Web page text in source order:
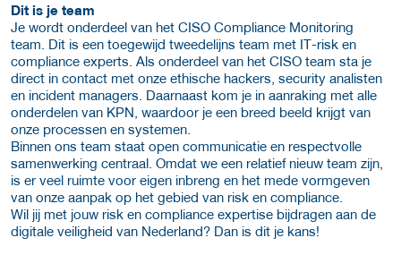
Dit is je team
Je wordt onderdeel van het CISO Compliance Monitoring
team. Dit is een toegewijd tweedelijns team met IT-risk en
compliance experts. Als onderdeel van het CISO team sta je
direct in contact met onze ethische hackers, security analisten
en incident managers. Daarnaast kom je in aanraking met alle
onderdelen van KPN, waardoor je een breed beeld krijgt van
onze processen en systemen.
Binnen ons team staat open communicatie en respectvolle
samenwerking centraal. Omdat we een relatief nieuw team zijn,
is er veel ruimte voor eigen inbreng en het mede vormgeven
van onze aanpak op het gebied van risk en compliance.
Wil jij met jouw risk en compliance expertise bijdragen aan de
digitale veiligheid van Nederland? Dan is dit je kans!